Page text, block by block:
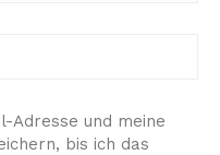
Adresse und meine
bis ich das